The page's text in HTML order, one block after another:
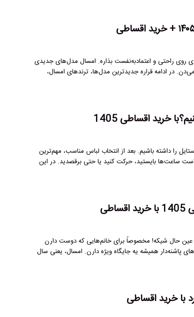
روی راحتی و اعتمادبه‌نفست بذاره. امسال مدل‌های جدیدی
در ادامه قراره جدیدترین مدل‌ها، ترندهای امسال،
خرید اقساطی 1405
را داشته باشیم. بعد از انتخاب لباس مناسب، مهم‌ترین
ساعت‌ها بایستید، حرکت کنید یا حتی برقصدید. در این
عین حال شیکه! مخصوصاً برای خانم‌هایی که دوست دارن
همیشه یه جایگاه ویژه دارن. امسال، یعنی سال